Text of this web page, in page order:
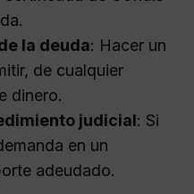
la deuda: Hacer un
de cualquier
dinero.
judicial: Si
en un
adeudado.